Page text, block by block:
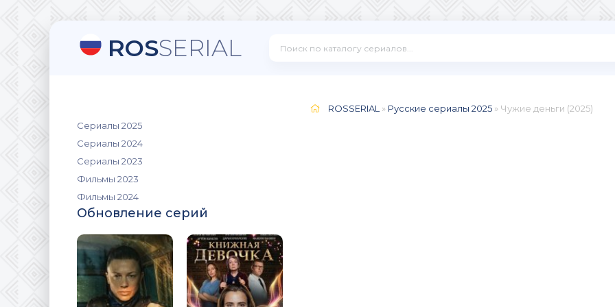
ROSSERIAL
Сериалы 2025
Сериалы 2024
Сериалы 2023
Фильмы 2023
Фильмы 2024
Обновление серий
ROSSERIAL » Русские сериалы 2025 » Чужие деньги (2025)